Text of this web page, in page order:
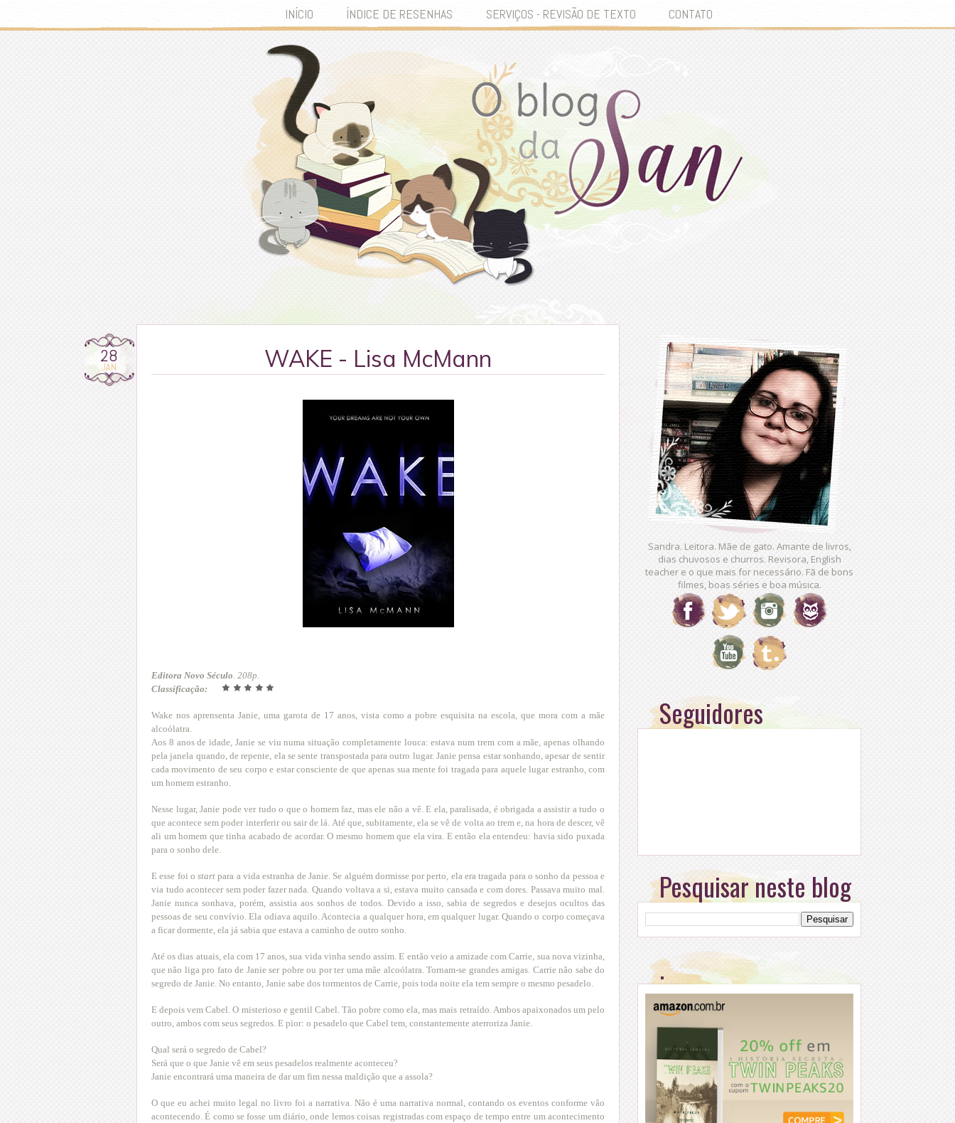
INÍCIO ÍNDICE DE RESENHAS SERVIÇOS - REVISÃO DE TEXTO CONTATO
28
JAN WAKE - Lisa McMann
Editora Novo Século . 208p.
Classificação:
Wake nos aprensenta Janie, uma garota de 17 anos, vista como a pobre esquisita na escola, que mora com a mãe
alcoólatra.
Aos 8 anos de idade, Janie se viu numa situação completamente louca: estava num trem com a mãe, apenas olhando
pela janela quando, de repente, ela se sente transpostada para outro lugar. Janie pensa estar sonhando, apesar de sentir
cada movimento de seu corpo e estar consciente de que apenas sua mente foi tragada para aquele lugar estranho, com
um homem estranho.
Nesse lugar, Janie pode ver tudo o que o homem faz, mas ele não a vê. E ela, paralisada, é obrigada a assistir a tudo o
que acontece sem poder interferir ou sair de lá. Até que, subitamente, ela se vê de volta ao trem e, na hora de descer, vê
ali um homem que tinha acabado de acordar. O mesmo homem que ela vira. E então ela entendeu: havia sido puxada
para o sonho dele.
E esse foi ostart para a vida estranha de Janie. Se alguém dormisse por perto, ela era tragada para o sonho da pessoa e
via tudo acontecer sem poder fazer nada. Quando voltava a si, estava muito cansada e com dores. Passava muito mal.
Janie nunca sonhava, porém, assistia aos sonhos de todos. Devido a isso, sabia de segredos e desejos ocultos das
pessoas de seu convívio. Ela odiava aquilo. Acontecia a qualquer hora, em qualquer lugar. Quando o corpo começava
a ficar dormente, ela já sabia que estava a caminho de outro sonho.
Até os dias atuais, ela com 17 anos, sua vida vinha sendo assim. E então veio a amizade com Carrie, sua nova vizinha,
que não liga pro fato de Janie ser pobre ou por ter uma mãe alcoólatra. Tornam-se grandes amigas. Carrie não sabe do
segredo de Janie. No entanto, Janie sabe dos tormentos de Carrie, pois toda noite ela tem sempre o mesmo pesadelo.
E depois vem Cabel. O misterioso e gentil Cabel. Tão pobre como ela, mas mais retraído. Ambos apaixonados um pelo
outro, ambos com seus segredos. E pior: o pesadelo que Cabel tem, constantemente aterroriza Janie.
Qual será o segredo de Cabel?
Será que o que Janie vê em seus pesadelos realmente aconteceu?
Janie encontrará uma maneira de dar um fim nessa maldição que a assola?
O que eu achei muito legal no livro foi a narrativa. Não é uma narrativa normal, contando os eventos conforme vão
acontecendo. É como se fosse um diário, onde lemos coisas registradas com espaço de tempo entre um acontecimento
Sandra. Leitora. Mãe de gato. Amante de livros,
dias chuvosos e churros. Revisora, English
teacher e o que mais for necessário. Fã de bons
filmes, boas séries e boa música.
Seguidores
Pesquisar neste blog
.